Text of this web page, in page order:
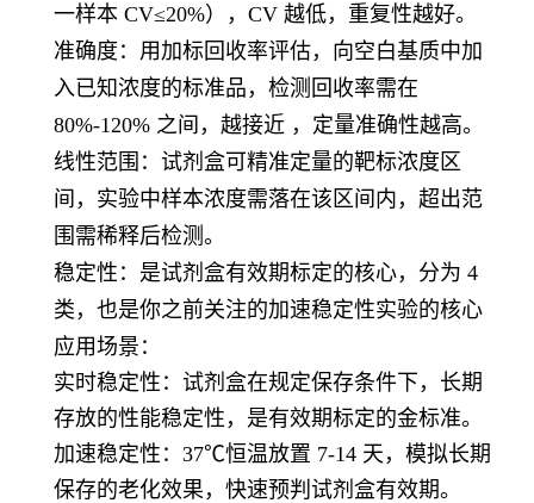
一样本 CV≤20%），CV 越低，重复性越好。
准确度 ：用加标回收率评估，向空白基质中加
入已知浓度的标准品，检测回收率需在
80%-120% 之间，越接近 ，定量准确性越高。
线性范围 ：试剂盒可精准定量的靶标浓度区
间，实验中样本浓度需落在该区间内，超出范
围需稀释后检测。
稳定性 ：是试剂盒有效期标定的核心，分为 4
类，也是你之前关注的加速稳定性实验的核心
应用场景：
实时稳定性：试剂盒在规定保存条件下，长期
存放的性能稳定性，是有效期标定的金标准。
加速稳定性：37℃恒温放置 7-14 天，模拟长期
保存的老化效果，快速预判试剂盒有效期。